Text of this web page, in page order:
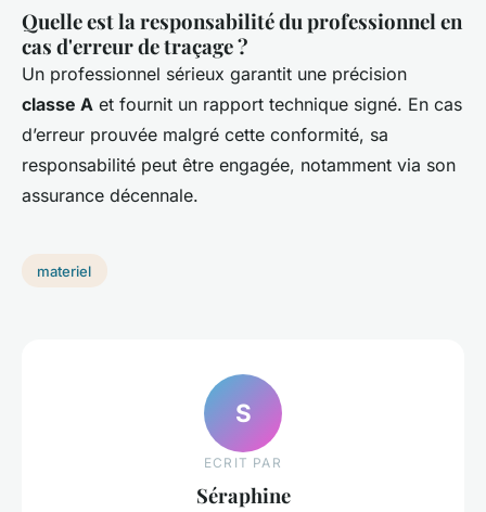
Quelle est la responsabilité du professionnel en
cas d'erreur de traçage ?
Un professionnel sérieux garantit une précision
classe A et fournit un rapport technique signé. En cas
d’erreur prouvée malgré cette conformité, sa
responsabilité peut être engagée, notamment via son
assurance décennale.
materiel
S
ECRIT PAR
Séraphine